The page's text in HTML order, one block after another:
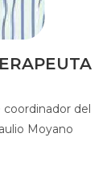
coordinador del
Moyano